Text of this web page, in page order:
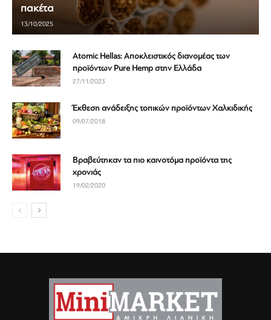
πακέτα
13/10/2025
Atomic Hellas: Αποκλειστικός διανομέας των
προϊόντων Pure Hemp στην Ελλάδα
27/11/2023
Έκθεση ανάδειξης τοπικών προϊόντων Χαλκιδικής
09/07/2018
Βραβεύτηκαν τα πιο καινοτόμα προϊόντα της
χρονιάς
19/02/2020